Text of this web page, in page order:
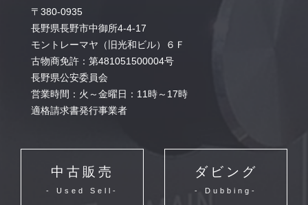
〒380-0935
長野県長野市中御所4-4-17
モントレーマヤ（旧光和ビル）６Ｆ
古物商免許：第481051500004号
長野県公安委員会
営業時間：火～金曜日：11時～17時
適格請求書発行事業者
中古販売
- Used Sell-
ダビング
- Dubbing-